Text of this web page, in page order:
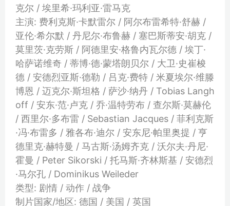
克尔 / 埃里希·玛利亚·雷马克
主演: 费利克斯·卡默雷尔 / 阿尔布雷希特·舒赫 /
亚伦·希尔默 / 丹尼尔·布鲁赫 / 塞巴斯蒂安·胡克 /
莫里茨·克劳斯 / 阿德里安·格鲁内瓦尔德 / 埃丁·
哈萨诺维奇 / 蒂博·德·蒙塔朗贝尔 / 大卫·史崔梭
德 / 安德烈亚斯·德勒 / 吕克·费特 / 米夏埃尔·维滕
博恩 / 迈克尔·斯坦格 / 萨沙·纳丹 / Tobias Langh
off / 安东·范·卢克 / 乔·温特劳布 / 查尔斯·莫赫伦
/ 西里尔·多布雷 / Sebastian Jacques / 菲利克斯
·冯·布雷多 / 雅各布·迪尔 / 安东尼·帕里奥提 / 亨
德里克·赫特曼 / 马古斯·汤姆齐克 / 沃尔夫·丹尼·
霍曼 / Peter Sikorski / 托马斯·齐林斯基 / 安德烈
·马尔孔 / Dominikus Weileder
类型: 剧情 / 动作 / 战争
制片国家/地区: 德国 / 美国 / 英国